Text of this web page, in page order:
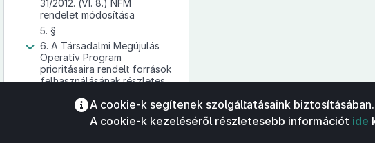
31/2012. (VI. 8.) NFM
rendelet módosítása
5. §
6. A Társadalmi Megújulás
Operatív Program
prioritásaira rendelt források
felhasználásának részletes
támogatási jogcímeiről
szóló 32/2012. (VI. 8.) NFM
rendelet módosítása
6. §
Az oldalmenübe visszatéréshez
ALT + S billentyűket.
A cookie-k segítenek szolgáltatásaink
A cookie-k kezeléséről részletesebb információt ide